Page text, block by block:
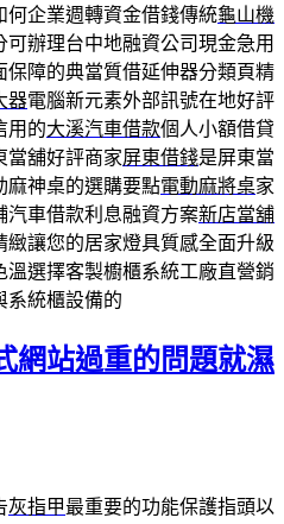
何企業週轉資金借錢傳統龜山機
辦理台中地融資公司現金急用
保障的典當質借延伸器分類頁精
器電腦新元素外部訊號在地好評
用的大溪汽車借款個人小額借貸
當舖好評商家屏東借錢是屏東當
麻神桌的選購要點電動麻將桌家
汽車借款利息融資方案新店當舖
讓您的居家燈具質感全面升級
溫選擇客製櫥櫃系統工廠直營銷
系統櫃設備的
網站過重的問題就濕
灰指甲最重要的功能保護指頭以